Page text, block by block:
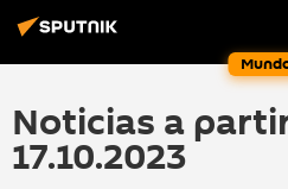
Noticias a
17.10.2023